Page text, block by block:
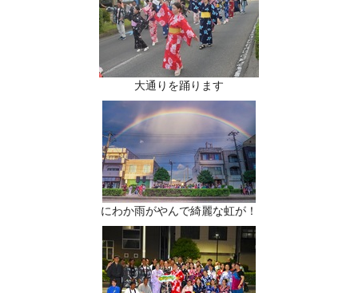
大通りを踊ります
にわか雨がやんで綺麗な虹が！